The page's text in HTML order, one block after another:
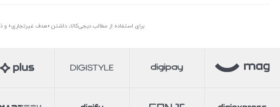
برای استفاده از مطالب دیجی‌کالا، داشتن «هدف غیرتجاری»